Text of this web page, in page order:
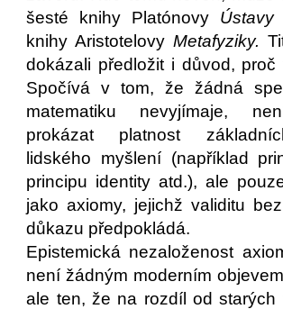
šesté knihy Platónovy Ústavy
knihy Aristotelovy Metafyziky.
dokázali předložit i důvod, proč
Spočívá v tom, že žádná
matematiku nevyjímaje,
prokázat platnost
lidského myšlení (například
principu identity atd.), ale
jako axiomy, jejichž validitu
důkazu předpokládá.
Epistemická nezaloženost
není žádným moderním
ale ten, že na rozdíl od starých